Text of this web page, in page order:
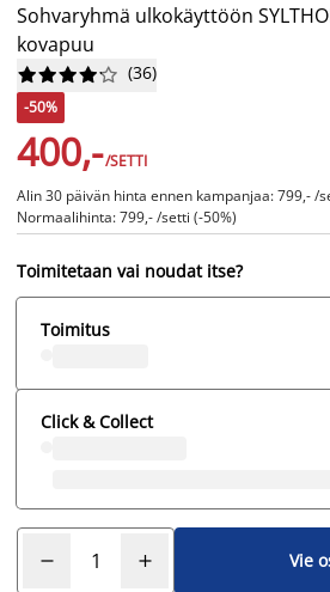
Sohvaryhmä ulkokäyttöön
kovapuu





 (36)
-50%
400,-/SETTI
Alin 30 päivän hinta ennen kampanjaa: 799,- /
Normaalihinta: 799,- /setti (-50%)
Toimitetaan vai noudat itse?
Toimitus
Click & Collect
Vie